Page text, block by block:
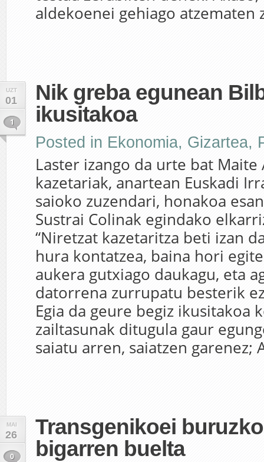
aldekoenei gehiago atzematen
UZT
01
1
Nik greba egunean
ikusitakoa
Posted in Ekonomia, Gizartea,
Laster izango da urte bat Maite
kazetariak, anartean Euskadi
saioko zuzendari, honakoa
Sustrai Colinak egindako
“Niretzat kazetaritza beti izan
hura kontatzea, baina hori
aukera gutxiago daukagu, eta
datorrena zurrupatu besterik
Egia da geure begiz ikusitakoa
zailtasunak ditugula gaur
saiatu arren, saiatzen garenez;
MAI
26
0
Transgenikoei
bigarren buelta